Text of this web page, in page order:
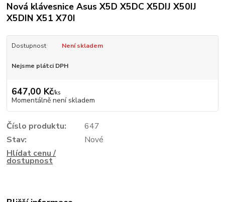
Nová klávesnice Asus X5D X5DC X5DIJ X50IJ
X5DIN X51 X70I
Dostupnost Není skladem
Nejsme plátci DPH
647,00 Kč/ks
Momentálně není skladem
Číslo produktu:
647
Stav:
Nové
Hlídat cenu /
dostupnost